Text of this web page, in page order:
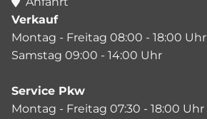
Verkauf
Montag - Freitag 08:00 - 18:00 Uhr
Samstag 09:00 - 14:00 Uhr
Service Pkw
Montag - Freitag 07:30 - 18:00 Uhr